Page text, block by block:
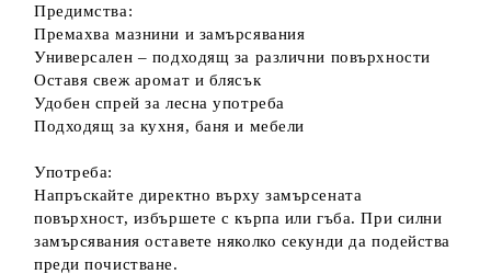
Предимства:
Премахва мазнини и замърсявания
Универсален – подходящ за различни повърхности
Оставя свеж аромат и блясък
Удобен спрей за лесна употреба
Подходящ за кухня, баня и мебели
Употреба:
Напръскайте директно върху замърсената
повърхност, избършете с кърпа или гъба. При силни
замърсявания оставете няколко секунди да подейства
преди почистване.